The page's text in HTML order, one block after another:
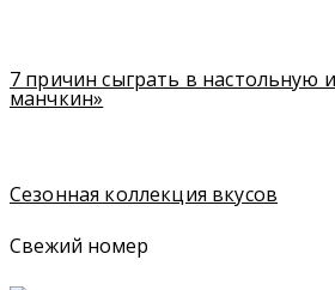
7 причин сыграть в настольную
манчкин»
Сезонная коллекция вкусов
Свежий номер